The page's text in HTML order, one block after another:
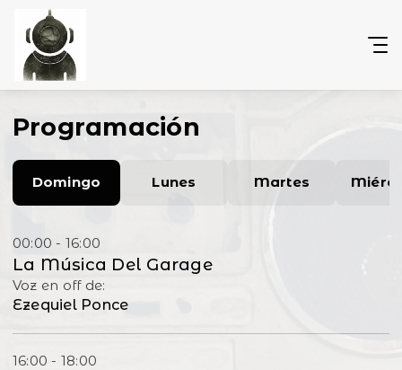
Programación
Domingo Lunes Martes
00:00 - 16:00
La Música Del Garage
Voz en off de:
Ezequiel Ponce
16:00 - 18:00